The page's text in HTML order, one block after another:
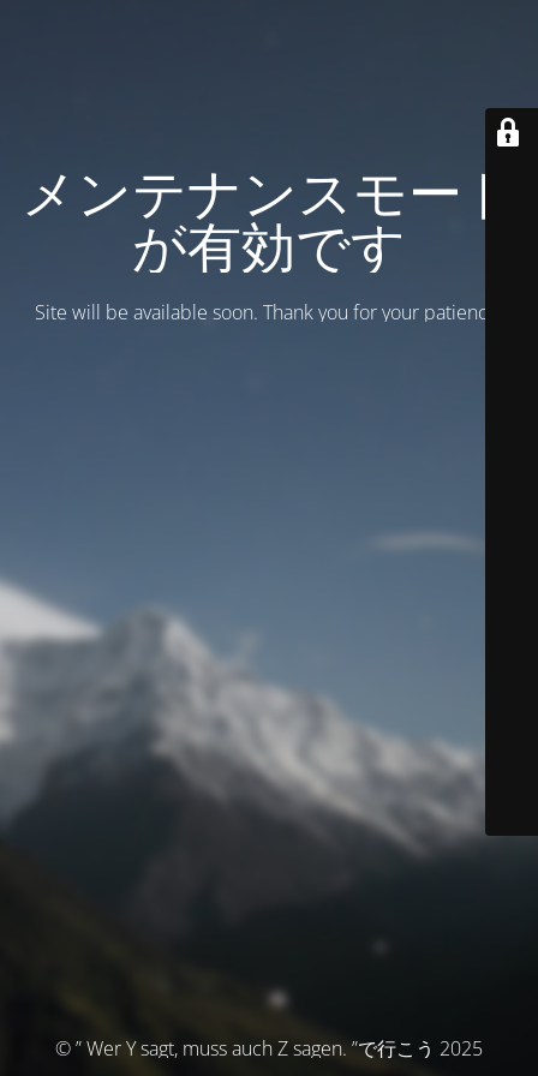
メンテナンスモード
が有効です
Site will be available soon. Thank you for your patience!
© ” Wer Y sagt, muss auch Z sagen. ”で行こう 2025